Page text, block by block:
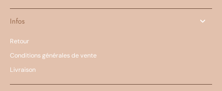
Infos
Retour
Conditions générales de vente
Livraison